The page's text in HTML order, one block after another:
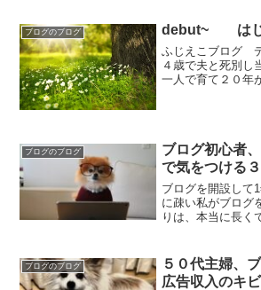
う」と考える。メ
が揃っていればそ
ブログのブログ debut~ はじ
ふじえこブログ
４歳で夫と死別し
一人で育て２０年
ブログのブログ
ブログ初心者
で気をつける
ブログを開設して
に疎い私がブログ
りは、本当に長く
の取得
こまでは、何度...
ブログのブログ
５０代主婦、
広告収入のキ